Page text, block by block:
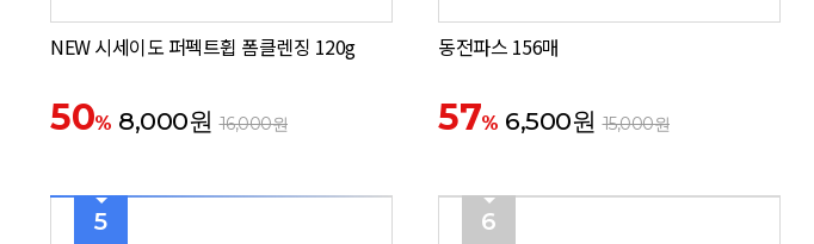
NEW 시세이도 퍼펙트휩 폼클렌징 120g
50% 8,000원16,000원
동전파스 156매
57% 6,500원15,000원
5 6